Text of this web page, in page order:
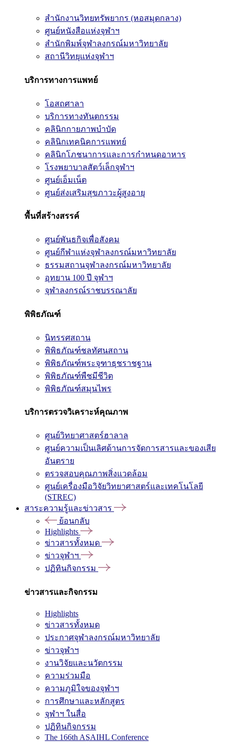
สำนักงานวิทยทรัพยากร (หอสมุดกลาง)
ศูนย์หนังสือแห่งจุฬาฯ
สำนักพิมพ์จุฬาลงกรณ์มหาวิทยาลัย
สถานีวิทยุแห่งจุฬาฯ
บริการทางการแพทย์
โอสถศาลา
บริการทางทันตกรรม
คลินิกกายภาพบำบัด
คลินิกเทคนิคการแพทย์
คลินิกโภชนาการและการกำหนดอาหาร
โรงพยาบาลสัตว์เล็กจุฬาฯ
ศูนย์เอ็มเน็ต
ศูนย์ส่งเสริมสุขภาวะผู้สูงอายุ
พื้นที่สร้างสรรค์
ศูนย์พันธกิจเพื่อสังคม
ศูนย์กีฬาแห่งจุฬาลงกรณ์มหาวิทยาลัย
ธรรมสถานจุฬาลงกรณ์มหาวิทยาลัย
อุทยาน 100 ปี จุฬาฯ
จุฬาลงกรณ์ราชบรรณาลัย
พิพิธภัณฑ์
นิทรรศสถาน
พิพิธภัณฑ์ชลทัศนสถาน
พิพิธภัณฑ์พระจุฑาธุชราชฐาน
พิพิธภัณฑ์พืชมีชีวิต
พิพิธภัณฑ์สมุนไพร
บริการตรวจวิเคราะห์คุณภาพ
ศูนย์วิทยาศาสตร์ฮาลาล
ศูนย์ความเป็นเลิศด้านการจัดการสารและของเสีย
อันตราย
ตรวจสอบคุณภาพสิ่งแวดล้อม
ศูนย์เครื่องมือวิจัยวิทยาศาสตร์และเทคโนโลยี
(STREC)
สาระความรู้และข่าวสาร
ย้อนกลับ
Highlights
ข่าวสารทั้งหมด
ข่าวจุฬาฯ
ปฏิทินกิจกรรม
ข่าวสารและกิจกรรม
Highlights
ข่าวสารทั้งหมด
ประกาศจุฬาลงกรณ์มหาวิทยาลัย
ข่าวจุฬาฯ
งานวิจัยและนวัตกรรม
ความร่วมมือ
ความภูมิใจของจุฬาฯ
การศึกษาและหลักสูตร
จุฬาฯ ในสื่อ
ปฏิทินกิจกรรม
The 166th ASAIHL Conference